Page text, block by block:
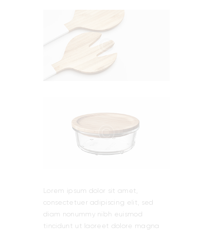
Lorem ipsum dolor sit amet,
consectetuer adipiscing elit, sed
diam nonummy nibh euismod
tincidunt ut laoreet dolore magna